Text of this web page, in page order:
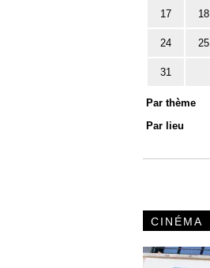
17 18
24 25
31
Par thème
Par lieu
CINÉMA